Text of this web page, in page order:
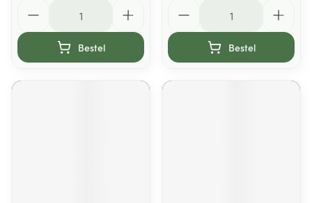
Bestel Bestel